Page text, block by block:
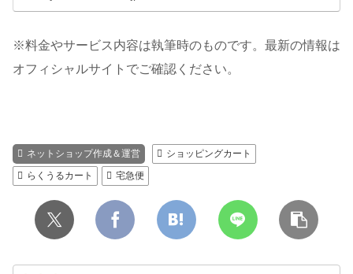
※料金やサービス内容は執筆時のものです。最新の情報は
オフィシャルサイトでご確認ください。
ネットショップ作成＆運営
ショッピングカート
らくうるカート
宅急便